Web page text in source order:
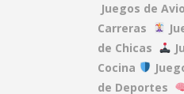
NO,
Juegos de
Carreras
de Chicas
Cocina
de Deportes